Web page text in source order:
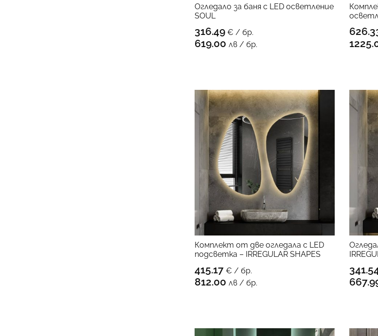
Oгледало за баня с LED осветление
SOUL
316.49 € / бр.
619.00 лв / бр.
Комплект от две огледала с LED
подсветка – IRREGULAR SHAPES
415.17 € / бр.
812.00 лв / бр.